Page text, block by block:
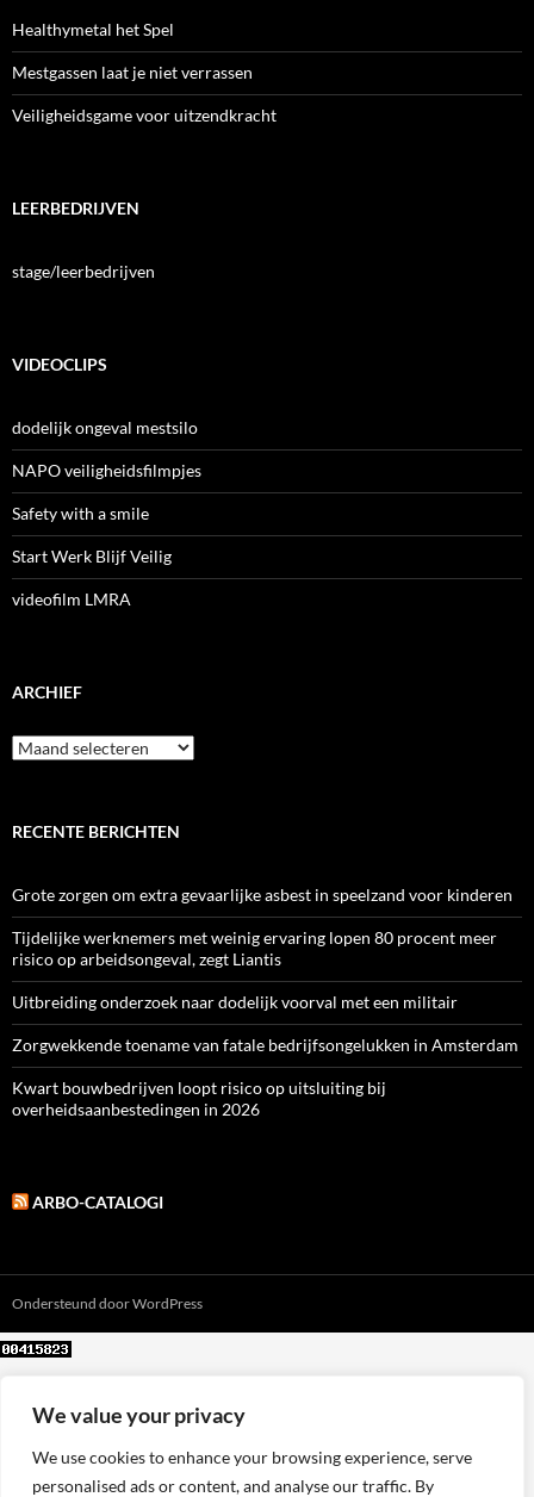
We value your privacy
We use cookies to enhance your browsing experience, serve
personalised ads or content, and analyse our traffic. By
Healthymetal het Spel
Mestgassen laat je niet verrassen
Veiligheidsgame voor uitzendkracht
LEERBEDRIJVEN
stage/leerbedrijven
VIDEOCLIPS
dodelijk ongeval mestsilo
NAPO veiligheidsfilmpjes
Safety with a smile
Start Werk Blijf Veilig
videofilm LMRA
ARCHIEF
Archief
RECENTE BERICHTEN
Grote zorgen om extra gevaarlijke asbest in speelzand voor kinderen
Tijdelijke werknemers met weinig ervaring lopen 80 procent meer
risico op arbeidsongeval, zegt Liantis
Uitbreiding onderzoek naar dodelijk voorval met een militair
Zorgwekkende toename van fatale bedrijfsongelukken in Amsterdam
Kwart bouwbedrijven loopt risico op uitsluiting bij
overheidsaanbestedingen in 2026
ARBO-CATALOGI
Ondersteund door WordPress